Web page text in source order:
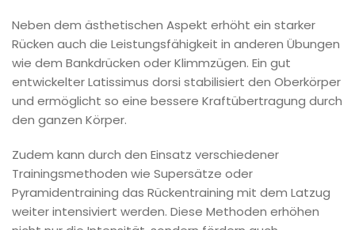
Neben dem ästhetischen Aspekt erhöht ein starker
Rücken auch die Leistungsfähigkeit in anderen Übungen
wie dem Bankdrücken oder Klimmzügen. Ein gut
entwickelter Latissimus dorsi stabilisiert den Oberkörper
und ermöglicht so eine bessere Kraftübertragung durch
den ganzen Körper.
Zudem kann durch den Einsatz verschiedener
Trainingsmethoden wie Supersätze oder
Pyramidentraining das Rückentraining mit dem Latzug
weiter intensiviert werden. Diese Methoden erhöhen